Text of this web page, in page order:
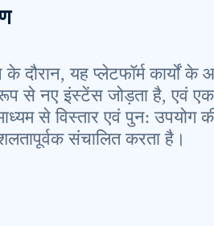
दौरान, यह प्लेटफॉर्म कार्यों के
से नए इंस्टेंस जोड़ता है, एवं एक
से विस्तार एवं पुन: उपयोग
संचालित करता है।